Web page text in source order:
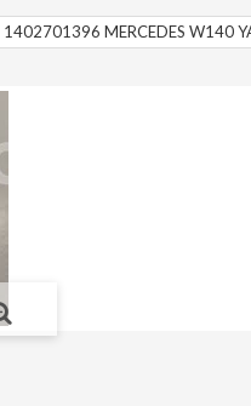
MERCEDES W140